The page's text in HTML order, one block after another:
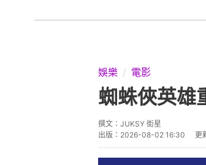
娛樂 電影
蜘蛛俠英
撰文： JUKSY 街星
出版： 2026-08-02 16:30 更